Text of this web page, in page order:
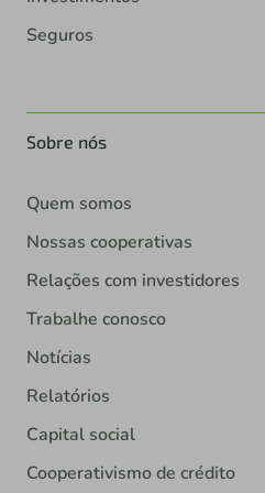
Seguros
Sobre nós
Quem somos
Nossas cooperativas
Relações com investidores
Trabalhe conosco
Notícias
Relatórios
Capital social
Cooperativismo de crédito